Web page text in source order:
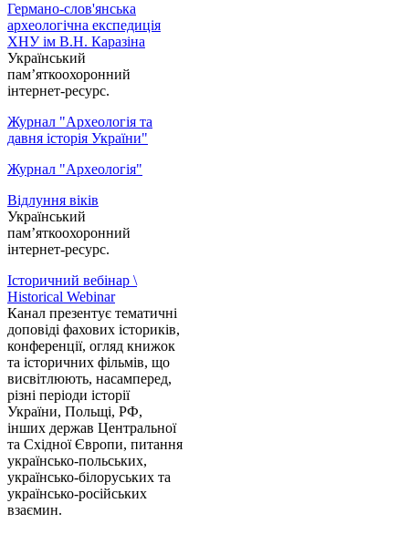
Германо-слов'янська
археологічна експедиція
ХНУ ім В.Н. Каразіна
Український
пам’яткоохоронний
інтернет-ресурс.
Журнал "Археологія та
давня історія України"
Журнал "Археологія"
Відлуння віків
Український
пам’яткоохоронний
інтернет-ресурс.
Історичний вебінар \
Historical Webinar
Канал презентує тематичні
доповіді фахових істориків,
конференції, огляд книжок
та історичних фільмів, що
висвітлюють, насамперед,
різні періоди історії
України, Польщі, РФ,
інших держав Центральної
та Східної Європи, питання
українсько-польських,
українсько-білоруських та
українсько-російських
взаємин.